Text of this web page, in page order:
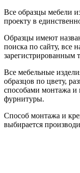
Все образцы мебели
проекту в
Образцы имеют
поиска по сайту, все
зарегистрированным
Все мебельные
образцов по цвету,
способами монтажа
фурнитуры.
Способ монтажа и
выбирается